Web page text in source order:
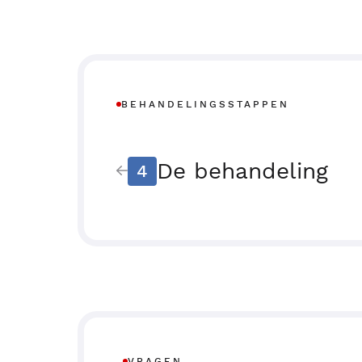
BEHANDELINGSSTAPPEN
4 De behandeling